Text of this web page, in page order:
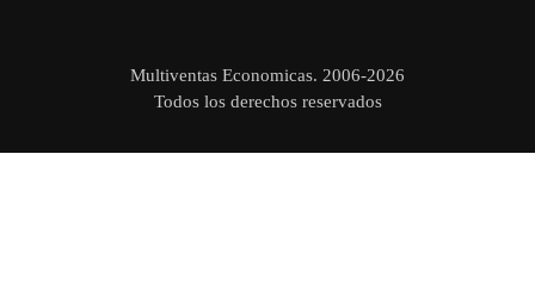
Multiventas Economicas. 2006-2026
Todos los derechos reservados